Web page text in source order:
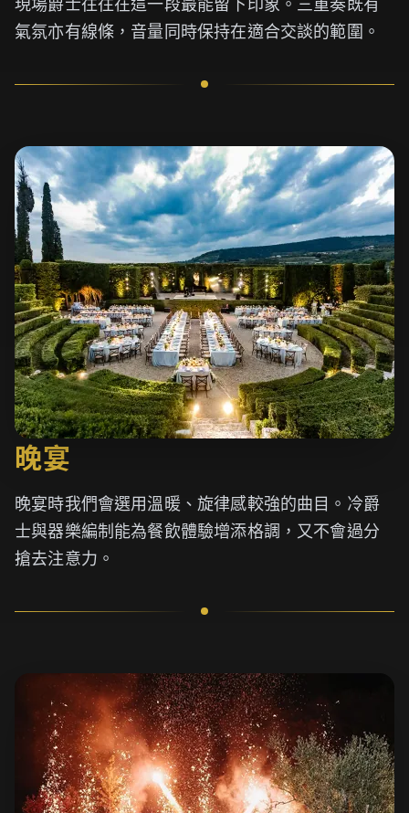
氣氛亦有線條，音量同時保持在適合交談的範圍。
晚宴
晚宴時我們會選用溫暖、旋律感較強的曲目。冷爵
士與器樂編制能為餐飲體驗增添格調，又不會過分
搶去注意力。